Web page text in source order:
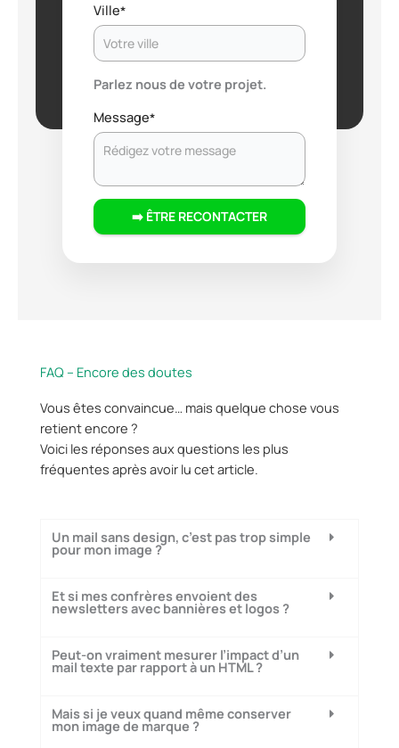
Ville*
Parlez nous de votre projet.
Message*
➡️ ÊTRE RECONTACTER
FAQ – Encore des doutes
Vous êtes convaincue… mais quelque chose vous
retient encore ?
Voici les réponses aux questions les plus
fréquentes après avoir lu cet article.
Un mail sans design, c’est pas trop simple
pour mon image ?
Et si mes confrères envoient des
newsletters avec bannières et logos ?
Peut-on vraiment mesurer l’impact d’un
mail texte par rapport à un HTML ?
Mais si je veux quand même conserver
mon image de marque ?